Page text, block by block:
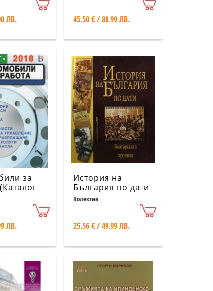
ЛВ. 45.50 € / 88.99 ЛВ.
за
ЛВ.
История на
България по дати
Колектив
25.56 € / 49.99 ЛВ.